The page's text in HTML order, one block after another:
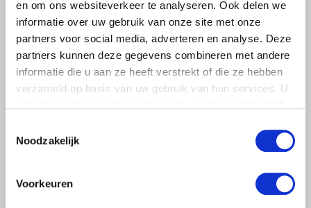
en om ons websiteverkeer te analyseren. Ook delen we
informatie over uw gebruik van onze site met onze
partners voor social media, adverteren en analyse. Deze
partners kunnen deze gegevens combineren met andere
informatie die u aan ze heeft verstrekt of die ze hebben
verzameld op basis van uw gebruik van hun services. U
Noodzakelijk
Voorkeuren
LTO LOBBY
Kamerlid Goudzwaard (JA21)